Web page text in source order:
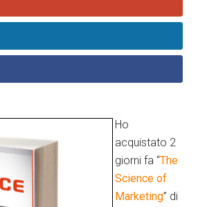
Ho
acquistato 2
giorni fa “The
Science of
Marketing” di